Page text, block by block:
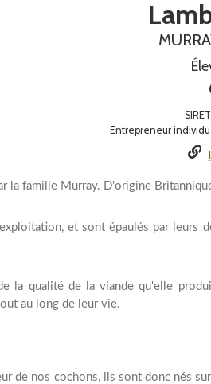
SIRET
Entrepreneur
la famille Murray. D'origine
et sont épaulés par leurs
la qualité de la viande qu'elle
au long de leur vie.
de nos cochons, ils sont donc nés